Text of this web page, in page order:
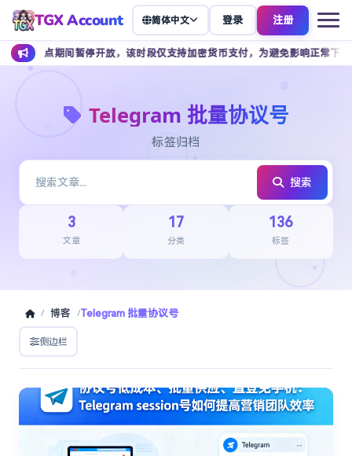
TGX Account 简体中文 登录 注册
7 点期间暂停开放，该时段仅支持加密货币支付，为避免影响正常下单，
Telegram 批量协议号
标签归档
搜索
3
文章
17
分类
136
标签
/ 博客 /Telegram 批量协议号
侧边栏